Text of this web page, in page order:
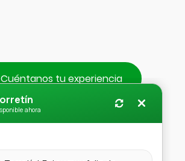
Cuéntanos tu experiencia